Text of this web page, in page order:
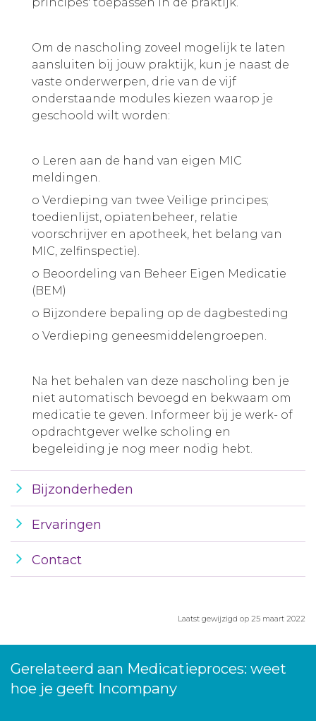
Om de nascholing zoveel mogelijk te laten
aansluiten bij jouw praktijk, kun je naast de
vaste onderwerpen, drie van de vijf
onderstaande modules kiezen waarop je
geschoold wilt worden:
o Leren aan de hand van eigen MIC
meldingen.
o Verdieping van twee Veilige principes;
toedienlijst, opiatenbeheer, relatie
voorschrijver en apotheek, het belang van
MIC, zelfinspectie).
o Beoordeling van Beheer Eigen Medicatie
(BEM)
o Bijzondere bepaling op de dagbesteding
o Verdieping geneesmiddelengroepen.
Na het behalen van deze nascholing ben je
niet automatisch bevoegd en bekwaam om
medicatie te geven. Informeer bij je werk- of
opdrachtgever welke scholing en
begeleiding je nog meer nodig hebt.
Bijzonderheden
Ervaringen
Contact
Laatst gewijzigd op 25 maart 2022
Gerelateerd aan Medicatieproces: weet
hoe je geeft Incompany